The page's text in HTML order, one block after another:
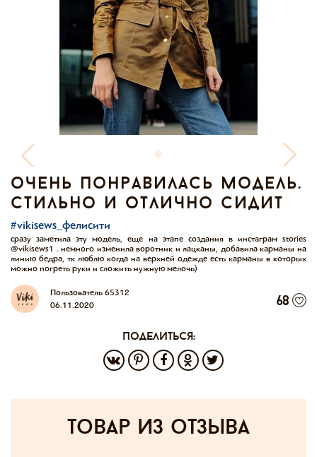
очень понравилась модель.
стильно и отлично сидит
#vikisews_фелисити
сразу заметила эту модель, еще на этапе создания в инстаграм stories
@vikisews1 . немного изменила воротник и лацканы, добавила карманы на
линию бедра, тк люблю когда на верхней одежде есть карманы в которых
можно погреть руки и сложить нужную мелочь)
Пользователь 65312
06.11.2020
68
поделиться:
товар из отзыва